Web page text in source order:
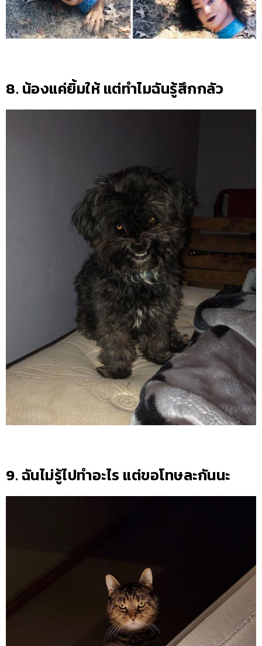
8. น้องแค่ยิ้มให้ แต่ทำไมฉันรู้สึกกลัว
9. ฉันไม่รู้ไปทำอะไร แต่ขอโทษละกันนะ